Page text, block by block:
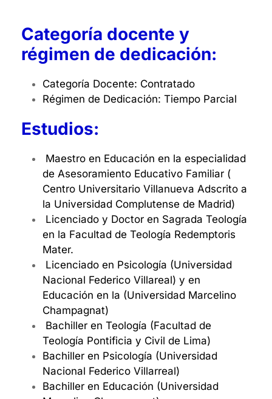
Categoría docente y
régimen de dedicación:
Categoría Docente: Contratado
Régimen de Dedicación: Tiempo Parcial
Estudios:
Maestro en Educación en la especialidad
de Asesoramiento Educativo Familiar (
Centro Universitario Villanueva Adscrito a
la Universidad Complutense de Madrid)
Licenciado y Doctor en Sagrada Teología
en la Facultad de Teología Redemptoris
Mater.
Licenciado en Psicología (Universidad
Nacional Federico Villareal) y en
Educación en la (Universidad Marcelino
Champagnat)
Bachiller en Teología (Facultad de
Teología Pontificia y Civil de Lima)
Bachiller en Psicología (Universidad
Nacional Federico Villarreal)
Bachiller en Educación (Universidad